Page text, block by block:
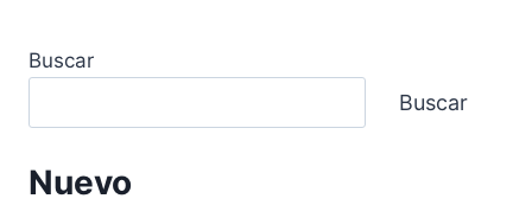
Buscar
Buscar
Nuevo